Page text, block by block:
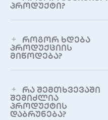
ფორმალდეჰიდის
აქროლადი ორგანული
ნაერთები (VOC) დიაპაზონი
0-99.9 ppm
ტემპერატურის დიაპაზონი
0-60°C
პროდუქტი?
როგორ ხდება
პროდუქციის
მიწოდება?
რა შემთხვევაში
შემიძლია
პროდუქტის
დაბრუნება?